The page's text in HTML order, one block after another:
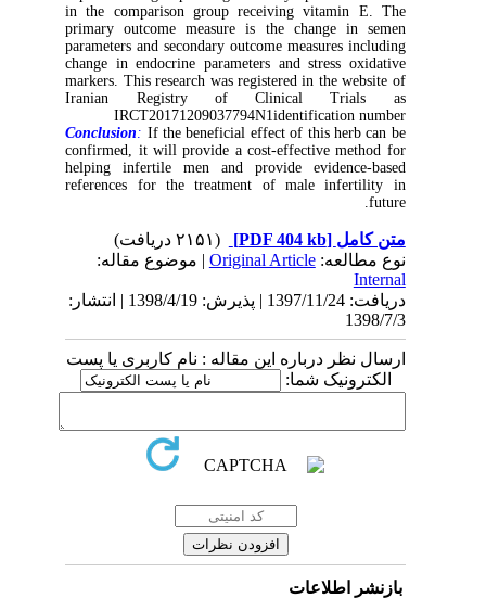
in the comparison group receiving vitamin E. The
primary outcome measure is the change in semen
parameters and secondary outcome measures including
change in endocrine parameters and stress oxidative
markers. This research was registered in the website of
Iranian Registry of Clinical Trials as
IRCT20171209037794N1identification number
Conclusion:If the beneficial effect of this herb can be
confirmed, it will provide a cost-effective method for
helping infertile men and provide evidence-based
references for the treatment of male infertility in
future.
متن کامل[PDF 404 kb]
نوع مطالعه:Original Article| موضوع مقاله:
Internal
دریافت: 1397/11/24 | پذیرش: 1398/4/19 | انتشار:
1398/7/3
ارسال نظر درباره این مقاله : نام کاربری یا پست
الکترونیک شما:
بازنشر اطلاعات